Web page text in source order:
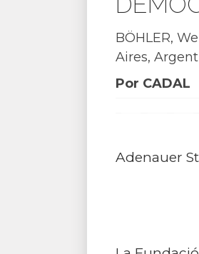
BÖHLER,
Aires,
Por CADAL
Adenauer